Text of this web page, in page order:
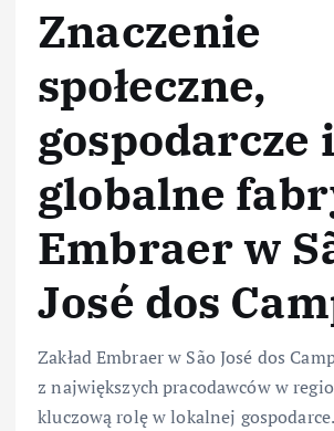
Znaczenie
społeczne,
gospodarcze i
globalne
Embraer w
José dos
Zakład Embraer w São José dos
z największych pracodawców w
kluczową rolę w lokalnej